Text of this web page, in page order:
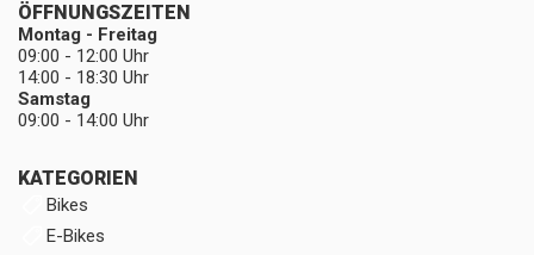
KATEGORIEN
Bikes
E-Bikes
ÖFFNUNGSZEITEN
Montag - Freitag
09:00 - 12:00 Uhr
14:00 - 18:30 Uhr
Samstag
09:00 - 14:00 Uhr